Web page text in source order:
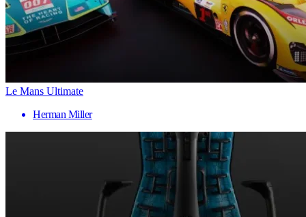
Le Mans Ultimate
Herman Miller